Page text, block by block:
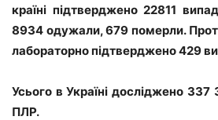
країні підтверджено 22811
8934 одужали, 679 померли.
лабораторно підтверджено 429
Усього в Україні досліджено 337
ПЛР.